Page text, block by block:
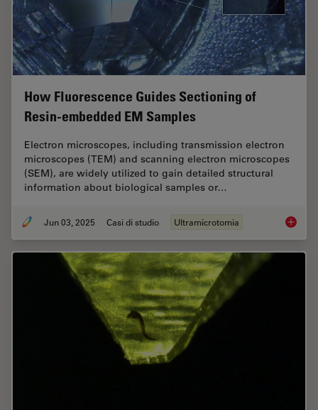
How Fluorescence Guides Sectioning of
Resin-embedded EM Samples
Electron microscopes, including transmission electron
microscopes (TEM) and scanning electron microscopes
(SEM), are widely utilized to gain detailed structural
information about biological samples or…
Jun 03, 2025 Casi di studio Ultramicrotomia How